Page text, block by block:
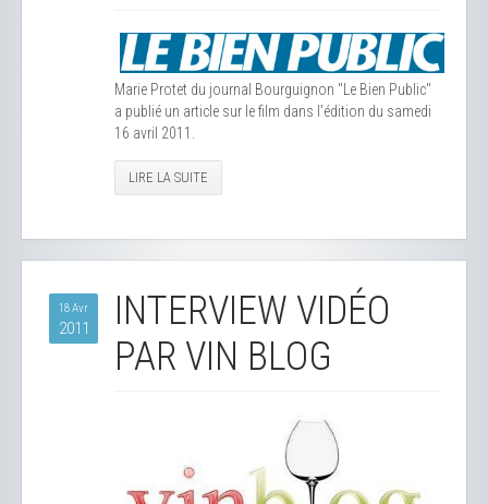
Marie Protet du journal Bourguignon "Le Bien Public"
a publié un article sur le film dans l'édition du samedi
16 avril 2011.
LIRE LA SUITE
18 Avr
2011
INTERVIEW VIDÉO
PAR VIN BLOG